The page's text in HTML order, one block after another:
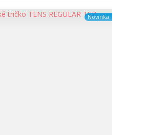
Novinka